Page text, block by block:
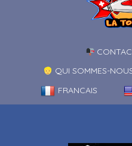
QUI SOMMES-
FRANCAIS